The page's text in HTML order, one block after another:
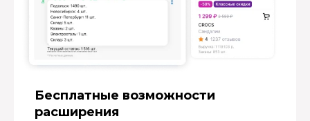
Бесплатные возмож­ности
расширения